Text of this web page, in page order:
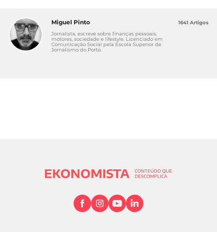
Miguel Pinto
Jornalista, escreve sobre finanças pessoais,
motores, sociedade e lifestyle. Licenciado em
Comunicação Social pela Escola Superior de
Jornalismo do Porto.
1641 Artigos